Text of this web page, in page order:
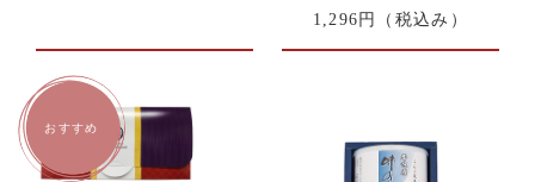
1,296円
（税込み）